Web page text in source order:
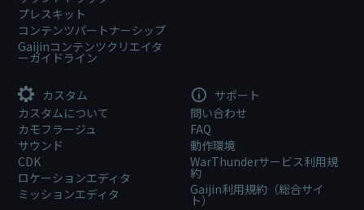
プレスキット
コンテンツパートナーシップ
Gaijinコンテンツクリエイタ
ーガイドライン
カスタム
カスタムについて
カモフラージュ
サウンド
CDK
ロケーションエディタ
ミッションエディタ
サポート
問い合わせ
FAQ
動作環境
WarThunderサービス利用規
約
Gaijin利用規約（総合サイ
ト）